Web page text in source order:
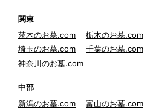
関東
茨木のお墓.com
栃木のお墓.com
埼玉のお墓.com
千葉のお墓.com
神奈川のお墓.com
中部
新潟のお墓.com
富山のお墓.com